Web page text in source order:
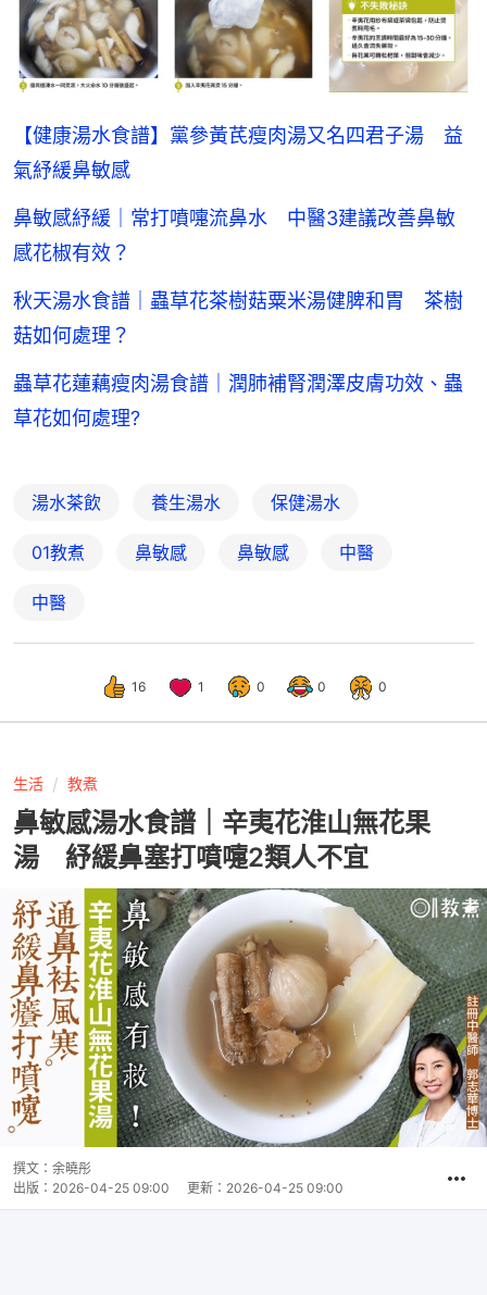
【健康湯水食譜】黨參黃芪瘦肉湯又名四君子湯 益
氣紓緩鼻敏感
鼻敏感紓緩｜常打噴嚏流鼻水 中醫3建議改善鼻敏
感花椒有效？
秋天湯水食譜｜蟲草花茶樹菇粟米湯健脾和胃 茶樹
菇如何處理？
蟲草花蓮藕瘦肉湯食譜｜潤肺補腎潤澤皮膚功效、蟲
草花如何處理?
湯水茶飲 養生湯水 保健湯水
01教煮 鼻敏感 鼻敏感 中醫
中醫
16 1 0 0 0
生活 教煮
鼻敏感湯水食譜｜辛夷花淮山無花果
湯 紓緩鼻塞打噴嚏2類人不宜
撰文： 余曉彤
出版： 2026-04-25 09:00 更新： 2026-04-25 09:00